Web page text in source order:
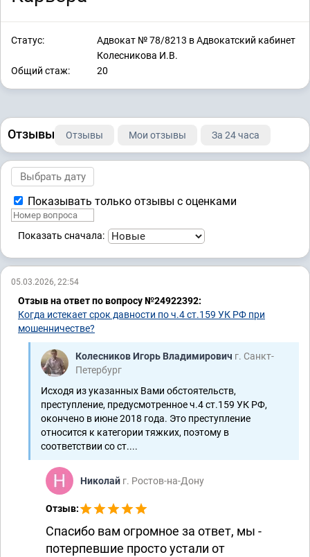
Статус:
Адвокат № 78/8213 в Адвокатский кабинет
Колесникова И.В.
Общий стаж:
20
Отзывы Отзывы Мои отзывы За 24 часа
Показывать только отзывы с оценками
Показать сначала:
05.03.2026, 22:54
Отзыв на ответ по вопросу №24922392:
Когда истекает срок давности по ч.4 ст.159 УК РФ при
мошенничестве?
Колесников Игорь Владимирович г. Санкт-
Петербург
Исходя из указанных Вами обстоятельств,
преступление, предусмотренное ч.4 ст.159 УК РФ,
окончено в июне 2018 года. Это преступление
относится к категории тяжких, поэтому в
соответствии со ст....
Николай г. Ростов-на-Дону
Отзыв:
Спасибо вам огромное за ответ, мы -
потерпевшие просто устали от